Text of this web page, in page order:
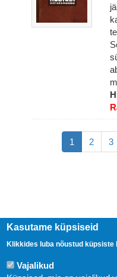
Pagination
Eesolev
leht
1 2 3
Kasutame küpsiseid
Klikkides luba nõustud küpsiste
Vajalikud